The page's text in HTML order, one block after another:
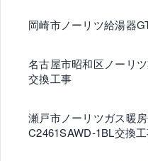
岡崎市ノーリツ給湯器
名古屋市昭和区ノーリ
交換工事
瀬戸市ノーリツガス暖
C2461SAWD-1BL交換